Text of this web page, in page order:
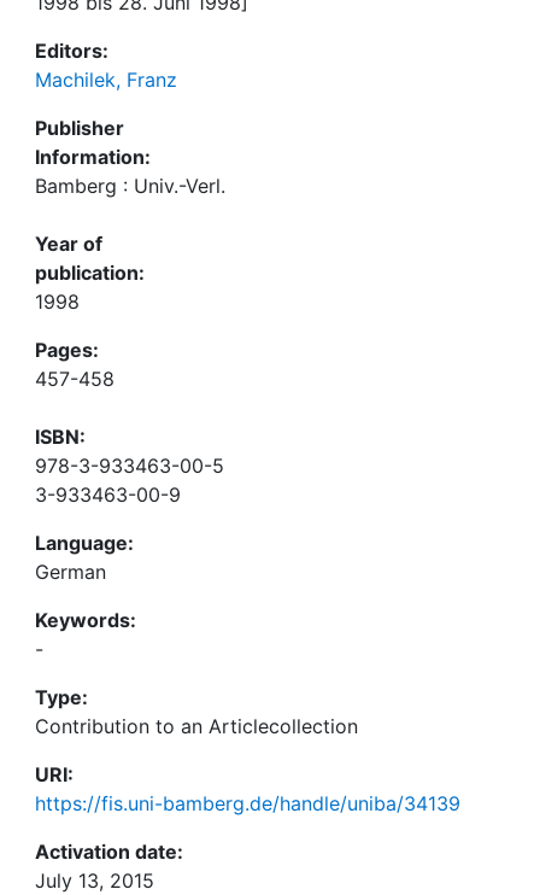
Editors:
Machilek, Franz
Publisher
Information:
Bamberg : Univ.-Verl.
Year of
publication:
1998
Pages:
457-458
ISBN:
978-3-933463-00-5
3-933463-00-9
Language:
German
Keywords:
-
Type:
Contribution to an Articlecollection
URI:
https://fis.uni-bamberg.de/handle/uniba/34139
Activation date:
July 13, 2015